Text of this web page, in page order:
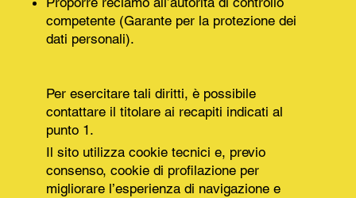
competente (Garante per la protezione dei
dati personali).
Per esercitare tali diritti, è possibile
contattare il titolare ai recapiti indicati al
punto 1.
Il sito utilizza cookie tecnici e, previo
consenso, cookie di profilazione per
migliorare l’esperienza di navigazione e